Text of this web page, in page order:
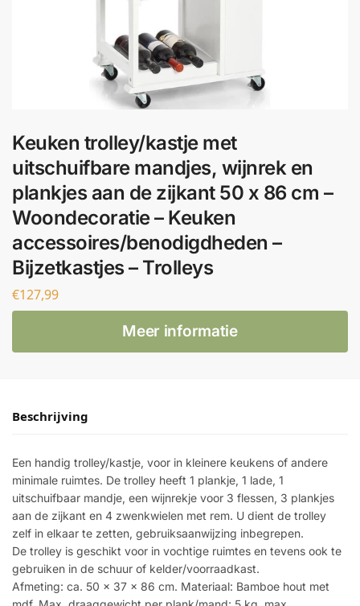
Keuken trolley/kastje met
uitschuifbare mandjes, wijnrek en
plankjes aan de zijkant 50 x 86 cm –
Woondecoratie – Keuken
accessoires/benodigdheden –
Bijzetkastjes – Trolleys
€127,99
Meer informatie
Beschrijving
Een handig trolley/kastje, voor in kleinere keukens of andere
minimale ruimtes. De trolley heeft 1 plankje, 1 lade, 1
uitschuifbaar mandje, een wijnrekje voor 3 flessen, 3 plankjes
aan de zijkant en 4 zwenkwielen met rem. U dient de trolley
zelf in elkaar te zetten, gebruiksaanwijzing inbegrepen.
De trolley is geschikt voor in vochtige ruimtes en tevens ook te
gebruiken in de schuur of kelder/voorraadkast.
Afmeting: ca. 50 x 37 x 86 cm. Materiaal: Bamboe hout met